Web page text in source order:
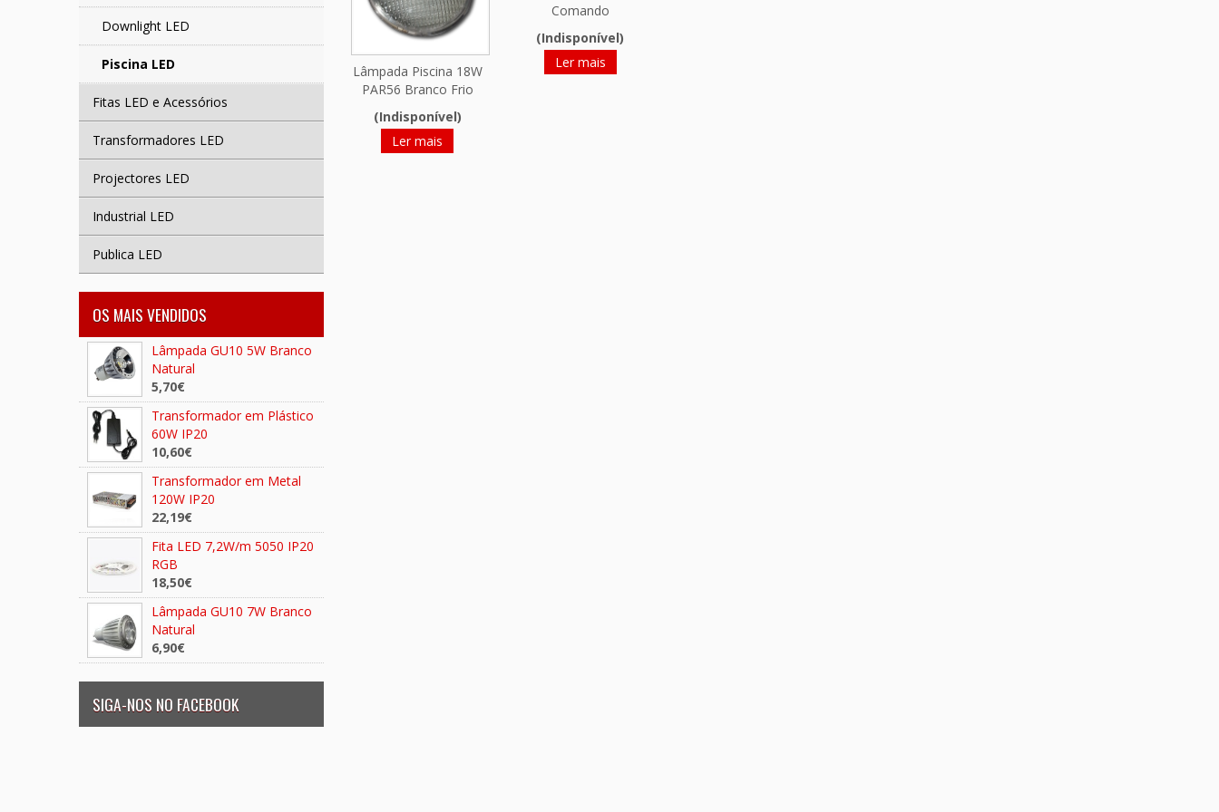
Downlight LED
Piscina LED
Fitas LED e Acessórios
Transformadores LED
Projectores LED
Industrial LED
Publica LED
OS MAIS VENDIDOS
Lâmpada GU10 5W Branco
Natural
5,70€
Transformador em Plástico
60W IP20
10,60€
Transformador em Metal
120W IP20
22,19€
Fita LED 7,2W/m 5050 IP20
RGB
18,50€
Lâmpada GU10 7W Branco
Natural
6,90€
SIGA-NOS NO FACEBOOK
Lâmpada Piscina 18W
PAR56 Branco Frio
(Indisponível)
Ler mais
Comando
(Indisponível)
Ler mais